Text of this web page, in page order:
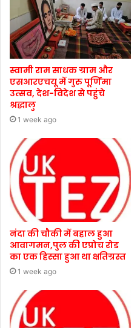
स्वामी राम साधक ग्राम और
एसआरएचयू में गुरु पूर्णिमा
उत्सव, देश-विदेश से पहुंचे
श्रद्धालु
1 week ago
नंदा की चौकी में बहाल हुआ
आवागमन,पुल की एप्रोच रोड
का एक हिस्सा हुआ था क्षतिग्रस्त
1 week ago